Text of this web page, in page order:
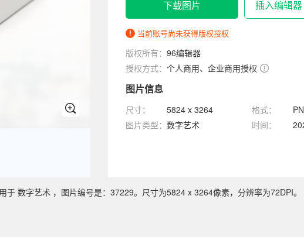
下载图片 插入编辑器
当前账号尚未获得版权授权
版权所有： 96编辑器
授权方式： 个人商用、企业商用授权
图片信息
尺寸： 5824 x 3264 格式：
图片类型： 数字艺术 时间：
数字艺术 ，图片编号是：37229。尺寸为5824 x 3264像素，分辨率为72DPI。